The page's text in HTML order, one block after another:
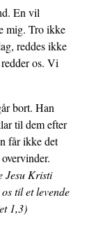
En vil
mig. Tro ikke
reddes ikke
os. Vi
bort. Han
til dem efter
får ikke det
Jesu Kristi
til et levende
1,3)